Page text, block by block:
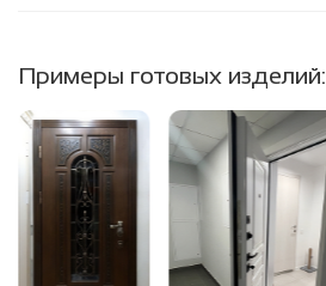
Примеры готовых изделий: